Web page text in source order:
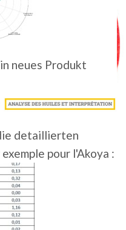
neues Produkt
detaillierten
pour l'Akoya :
BIO